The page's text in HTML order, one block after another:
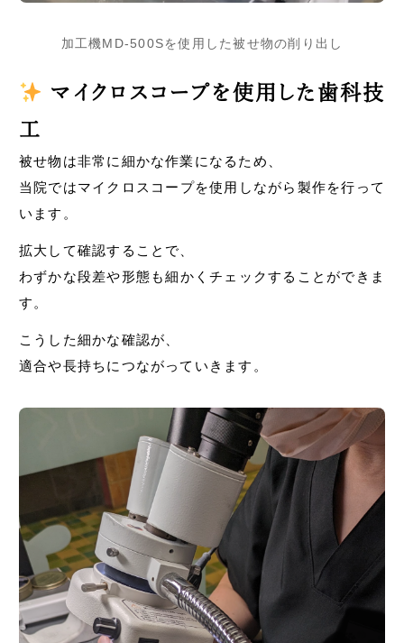
加工機MD-500Sを使用した被せ物の削り出し
マイクロスコープを使用した歯科技
工
被せ物は非常に細かな作業になるため、
当院ではマイクロスコープを使用しながら製作を行って
います。
拡大して確認することで、
わずかな段差や形態も細かくチェックすることができま
す。
こうした細かな確認が、
適合や長持ちにつながっていきます。